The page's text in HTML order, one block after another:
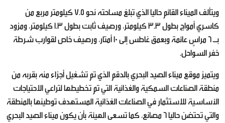
ويتألف الميناء القائم حاليا الذي تبلغ مساحته نحو 7.5 كيلومتر مربع من
كاسري أمواج بطول 3.3 كيلومتر، ورصيف ثابت بطول 1.3 كيلومتر، ومزود
بـ 6 مراسٍ عائمة وبعمق غاطس إلى 10 أمتار، ورصيف خاص لقوارب شرطة
خفر السواحل.
ويتميز موقع ميناء الصيد البحري بالدقم الذي تم تشغيل أجزاء منه بقربه من
منطقة الصناعات السمكية والغذائية التي تم تخطيطها لتراعي الاحتياجات
الأساسية للاستثمار في الصناعات الغذائية المستهدف توطينها بالمنطقة
والتي تحتضن حاليا 6 مصانع، كما تسعى الهيئة بأن يكون ميناء الصيد البحري